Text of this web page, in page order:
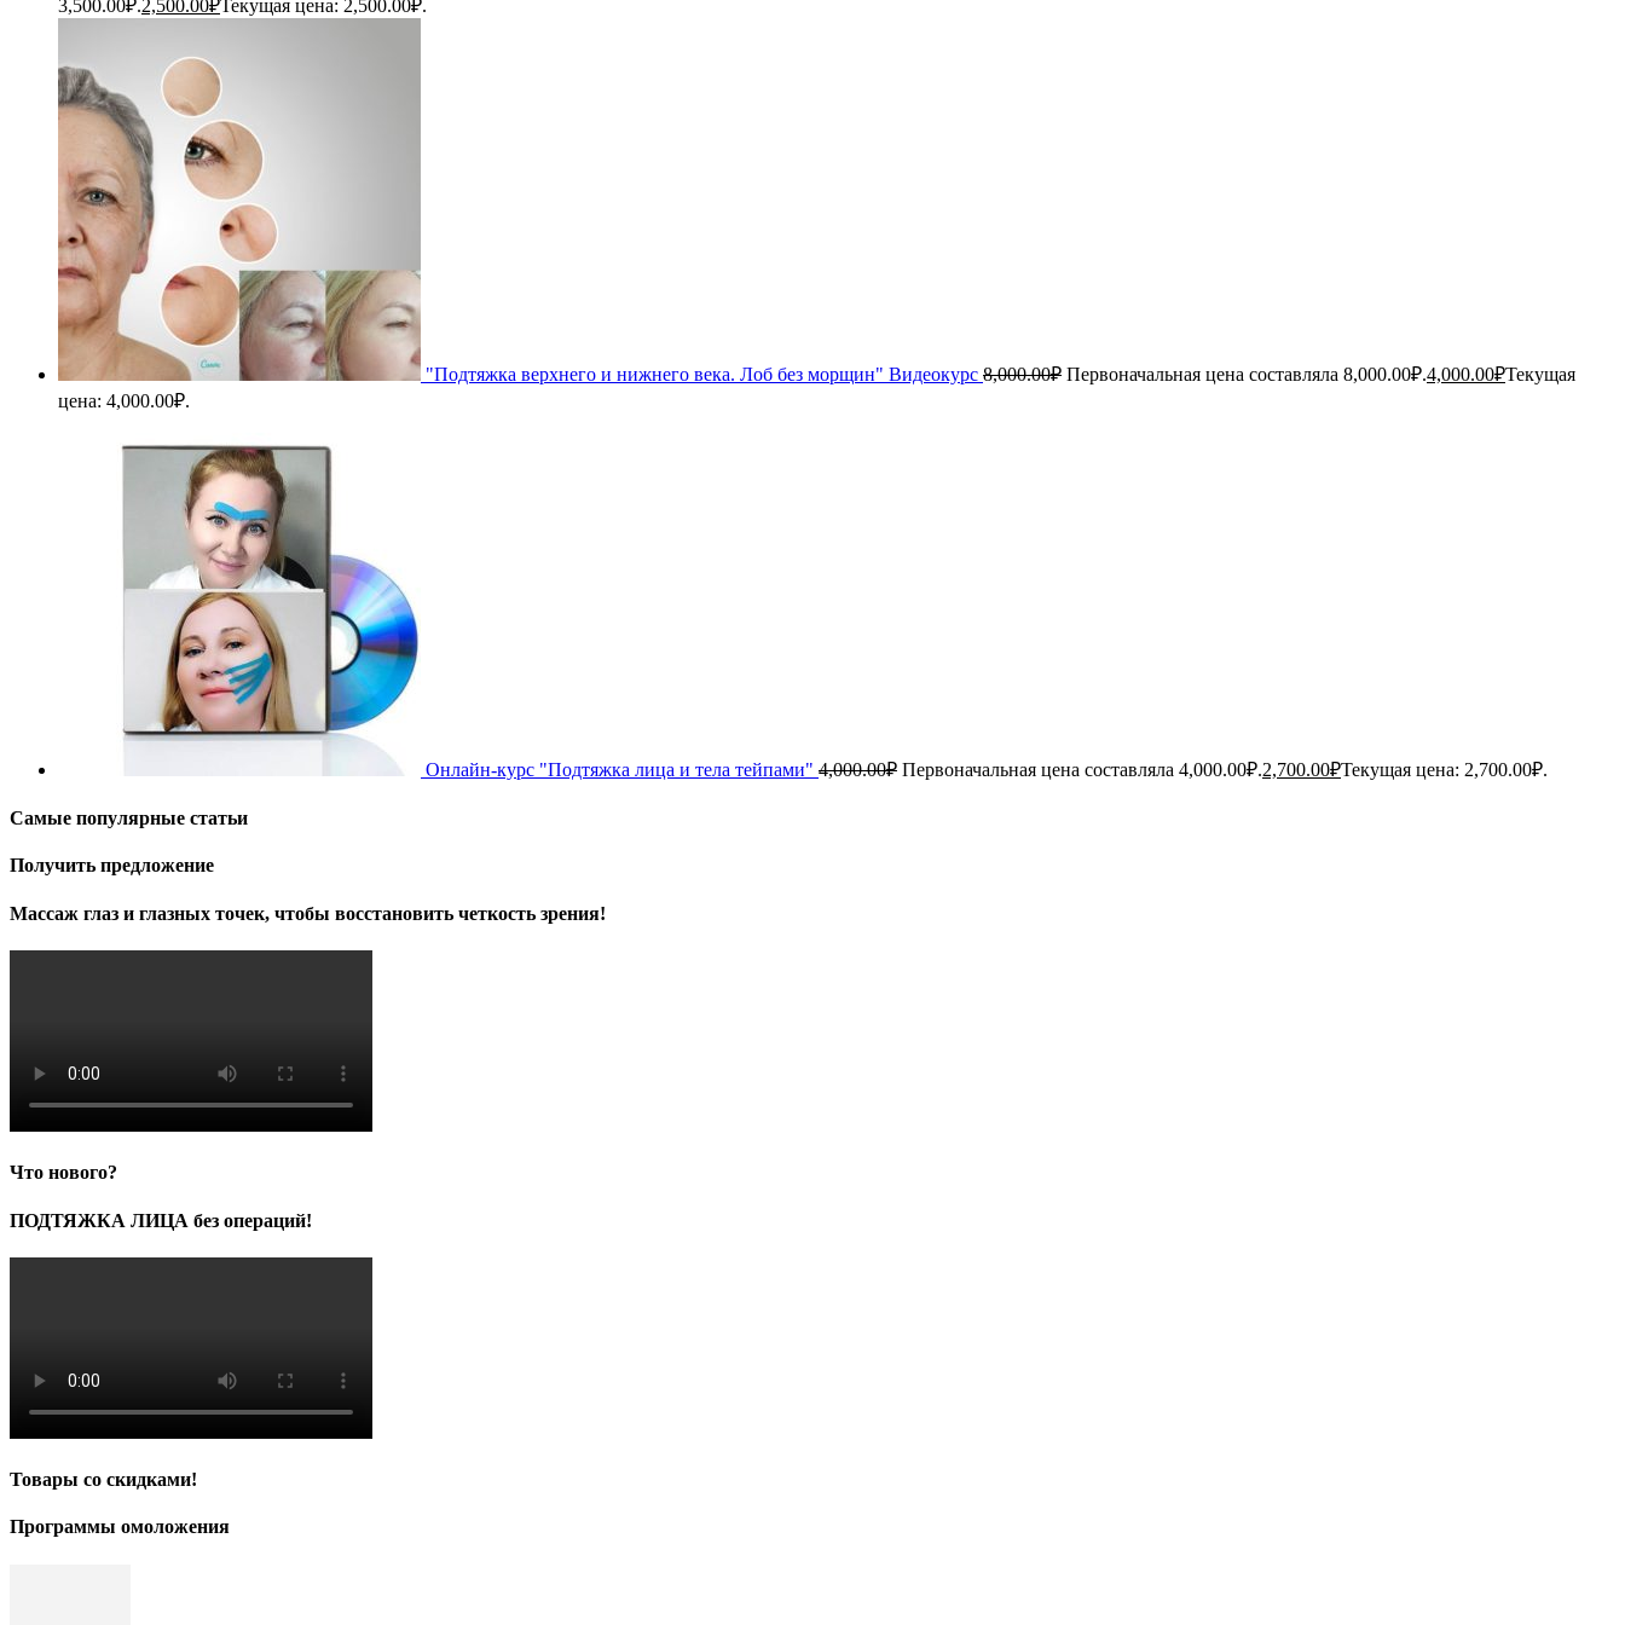
3,500.00₽.2,500.00₽Текущая цена: 2,500.00₽.
"Подтяжка верхнего и нижнего века. Лоб без морщин" Видеокурс 8,000.00₽ Первоначальная цена составляла 8,000.00₽.4,000.00₽Текущая
цена: 4,000.00₽.
Онлайн-курс "Подтяжка лица и тела тейпами" 4,000.00₽ Первоначальная цена составляла 4,000.00₽.2,700.00₽Текущая цена: 2,700.00₽.
Самые популярные статьи
Получить предложение
Массаж глаз и глазных точек, чтобы восстановить четкость зрения!
Что нового?
ПОДТЯЖКА ЛИЦА без операций!
Товары со скидками!
Программы омоложения